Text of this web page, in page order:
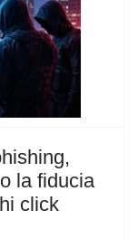
la fiducia
click